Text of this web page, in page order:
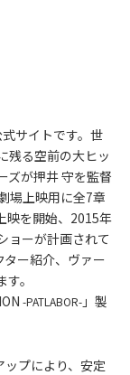
式サイトです。世
残る空前の大ヒッ
ズが押井 守を監督
場上映用に全7章
映を開始、2015年
ョーが計画されて
ター紹介、ヴァー
。
-PATLABOR- 」製
プにより、安定